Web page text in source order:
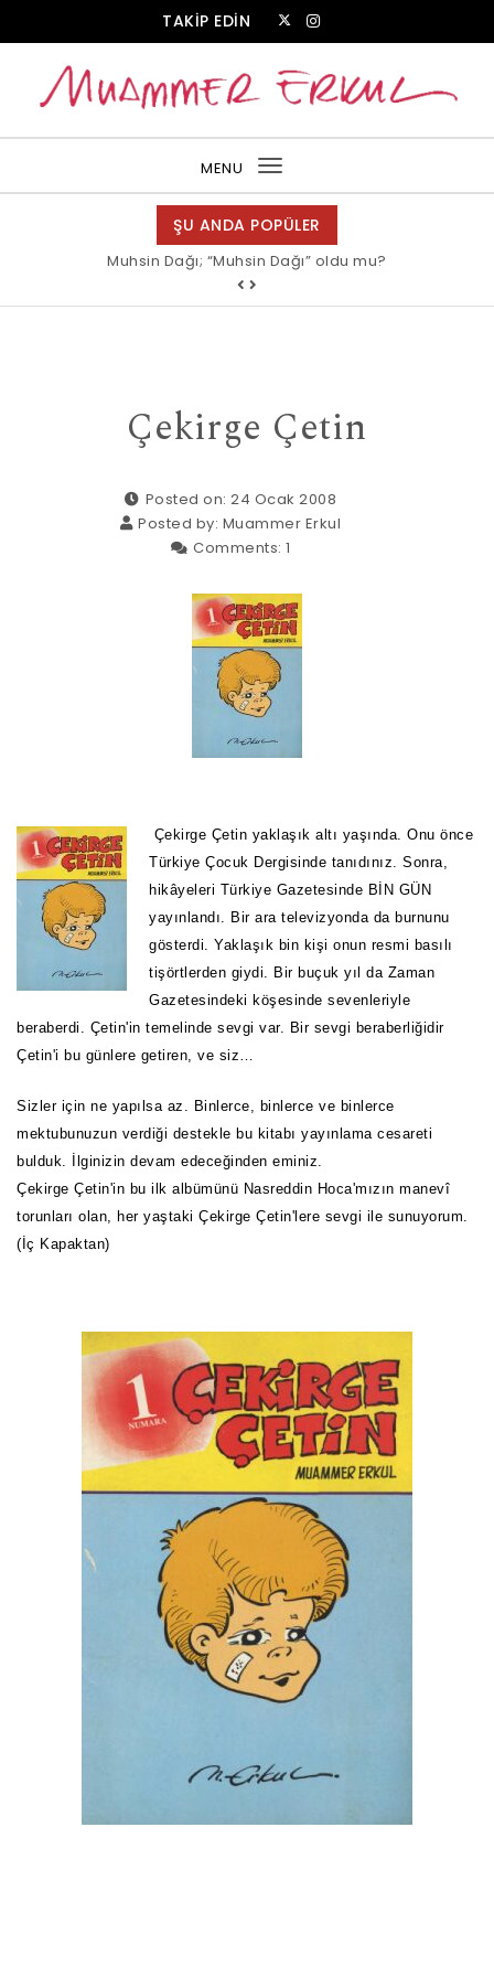
TAKİP EDİN
MENU
Toggle
navigation
ŞU ANDA POPÜLER
Muhsin Dağı; “Muhsin Dağı” oldu mu?
Çekirge Çetin
Posted on: 24 Ocak 2008
Posted by: Muammer Erkul
Comments: 1
Çekirge Çetin yaklaşık altı yaşında. Onu önce
Türkiye Çocuk Dergisinde tanıdınız. Sonra,
hikâyeleri Türkiye Gazetesinde BİN GÜN
yayınlandı. Bir ara televizyonda da burnunu
gösterdi. Yaklaşık bin kişi onun resmi basılı
tişörtlerden giydi. Bir buçuk yıl da Zaman
Gazetesindeki köşesinde sevenleriyle
beraberdi. Çetin'in temelinde sevgi var. Bir sevgi beraberliğidir
Çetin'i bu günlere getiren, ve siz…
Sizler için ne yapılsa az. Binlerce, binlerce ve binlerce
mektubunuzun verdiği destekle bu kitabı yayınlama cesareti
bulduk. İlginizin devam edeceğinden eminiz.
Çekirge Çetin'in bu ilk albümünü Nasreddin Hoca'mızın manevî
torunları olan, her yaştaki Çekirge Çetin'lere sevgi ile sunuyorum.
(İç Kapaktan)